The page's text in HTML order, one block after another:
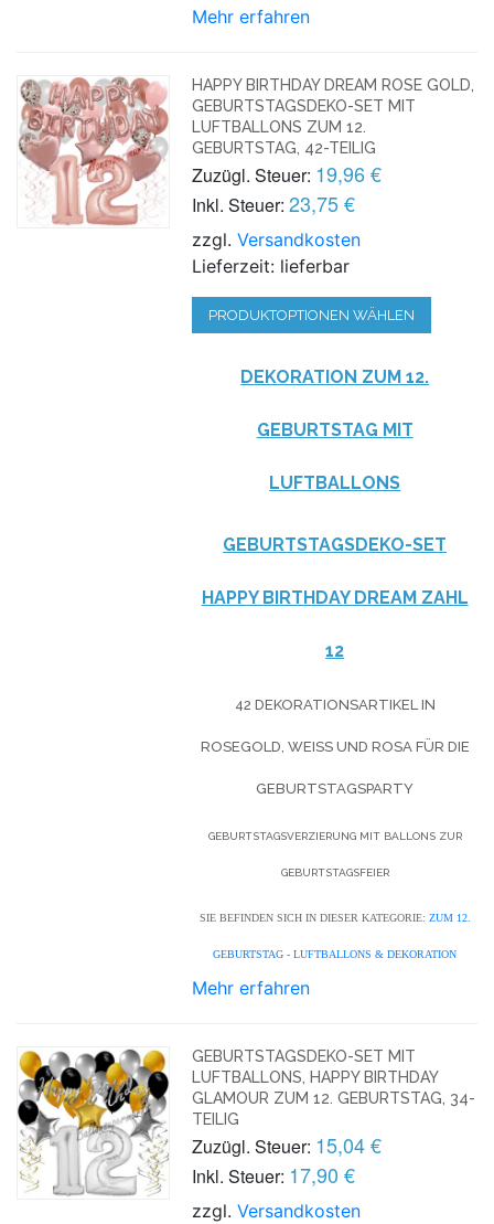
Mehr erfahren
HAPPY BIRTHDAY DREAM ROSE GOLD,
GEBURTSTAGSDEKO-SET MIT
LUFTBALLONS ZUM 12.
GEBURTSTAG, 42-TEILIG
Zuzügl. Steuer: 19,96 €
Inkl. Steuer: 23,75 €
zzgl.Versandkosten
Lieferzeit: lieferbar
PRODUKTOPTIONEN WÄHLEN
DEKORATION ZUM 12.
GEBURTSTAG MIT
LUFTBALLONS
GEBURTSTAGSDEKO-SET
HAPPY BIRTHDAY DREAM ZAHL
12
42 DEKORATIONSARTIKEL IN
ROSEGOLD, WEISS UND ROSA FÜR DIE G
EBURTSTAGSPARTY
GEBURTSTAGSVERZIERUNG MIT BALLONS ZUR
GEBURTSTAGSFEIER
SIE BEFINDEN SICH IN DIESER KATEGORIE: ZUM 12.
GEBURTSTAG - LUFTBALLONS & DEKORATION
Mehr erfahren
GEBURTSTAGSDEKO-SET MIT
LUFTBALLONS, HAPPY BIRTHDAY
GLAMOUR ZUM 12. GEBURTSTAG, 34-
TEILIG
Zuzügl. Steuer: 15,04 €
Inkl. Steuer: 17,90 €
zzgl.Versandkosten